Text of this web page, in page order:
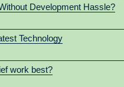
Development Hassle?
Technology
work best?